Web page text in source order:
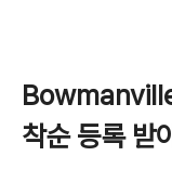
착순 등록 받